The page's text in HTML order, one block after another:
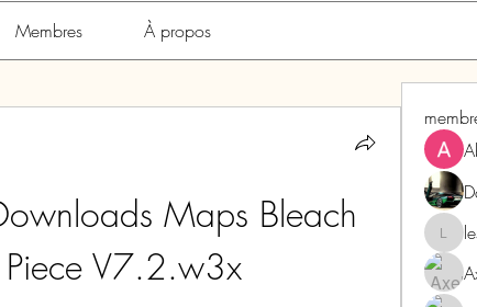
Membres À propos
Maps Bleach
V7.2.w3x